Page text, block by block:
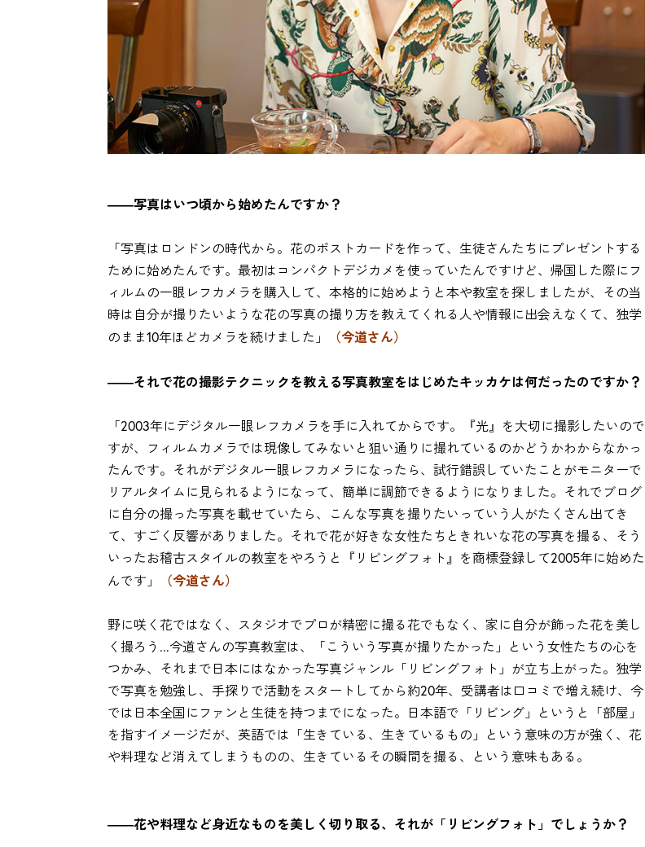
――写真はいつ頃から始めたんですか？
「写真はロンドンの時代から。花のポストカードを作って、生徒さんたちにプレゼントする
ために始めたんです。最初はコンパクトデジカメを使っていたんですけど、帰国した際にフ
ィルムの一眼レフカメラを購入して、本格的に始めようと本や教室を探しましたが、その当
時は自分が撮りたいような花の写真の撮り方を教えてくれる人や情報に出会えなくて、独学
のまま10年ほどカメラを続けました」
（今道さん）
――それで花の撮影テクニックを教える写真教室をはじめたキッカケは何だったのですか？
「2003年にデジタル一眼レフカメラを手に入れてからです。『光』を大切に撮影したいので
すが、フィルムカメラでは現像してみないと狙い通りに撮れているのかどうかわからなかっ
たんです。それがデジタル一眼レフカメラになったら、試行錯誤していたことがモニターで
リアルタイムに見られるようになって、簡単に調節できるようになりました。それでブログ
に自分の撮った写真を載せていたら、こんな写真を撮りたいっていう人がたくさん出てき
て、すごく反響がありました。それで花が好きな女性たちときれいな花の写真を撮る、そう
いったお稽古スタイルの教室をやろうと『リビングフォト』を商標登録して2005年に始めた
んです」
（今道さん）
野に咲く花ではなく、スタジオでプロが精密に撮る花でもなく、家に自分が飾った花を美し
く撮ろう...今道さんの写真教室は、「こういう写真が撮りたかった」という女性たちの心を
つかみ、それまで日本にはなかった写真ジャンル「リビングフォト」が立ち上がった。独学
で写真を勉強し、手探りで活動をスタートしてから約20年、受講者は口コミで増え続け、今
では日本全国にファンと生徒を持つまでになった。日本語で「リビング」というと「部屋」
を指すイメージだが、英語では「生きている、生きているもの」という意味の方が強く、花
や料理など消えてしまうものの、生きているその瞬間を撮る、という意味もある。
――花や料理など身近なものを美しく切り取る、それが「リビングフォト」でしょうか？